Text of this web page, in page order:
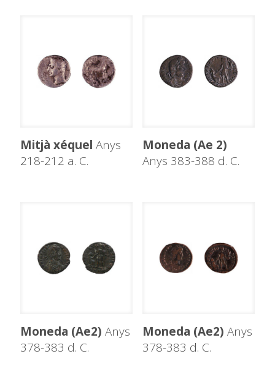
Mitjà xéquel Anys
218-212 a. C.
Moneda (Ae 2)
Anys 383-388 d. C.
Moneda (Ae2) Anys
378-383 d. C.
Moneda (Ae2) Anys
378-383 d. C.